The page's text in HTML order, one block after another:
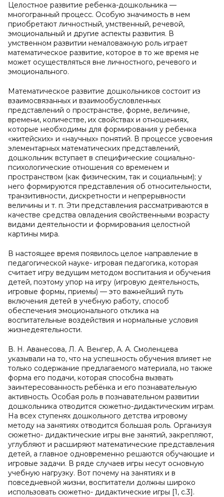
Целостное развитие ребенка-дошкольника —
многогранный процесс. Особую значимость в нем
приобретают личностный, умственный, речевой,
эмоциональный и другие аспекты развития. В
умственном развитии немаловажную роль играет
математическое развитие, которое в то же время не
может осуществляться вне личностного, речевого и
эмоционального.
Математическое развитие дошкольников состоит из
взаимосвязанных и взаимообусловленных
представлений о пространстве, форме, величине,
времени, количестве, их свойствах и отношениях,
которые необходимы для формирования у ребенка
«житейских» и «научных» понятий. В процессе усвоения
элементарных математических представлений,
дошкольник вступает в специфические социально-
психологические отношения со временем и
пространством (как физическим, так и социальным); у
него формируются представления об относительности,
транзитивности, дискретности и непрерывности
величины и т. п. Эти представления рассматриваются в
качестве средства овладения свойственными возрасту
видами деятельности и формирования целостной
картины мира.
В настоящее время появилось целое направление в
педагогической науке- игровая педагогика, которая
считает игру ведущим методом воспитания и обучения
детей, поэтому упор на игру (игровую деятельность,
игровые формы, приемы) — это важнейший путь
включения детей в учебную работу, способ
обеспечения эмоционального отклика на
воспитательные воздействия и нормальные условия
жизнедеятельности.
В. Н. Аванесова, Л. А. Венгер, А. А. Смоленцева
указывали на то, что на успешность обучения влияет не
только содержание предлагаемого материала, но также
форма его подачи, которая способна вызвать
заинтересованность ребёнка и его познавательную
активность. Особая роль в познавательном развитии
дошкольника отводится сюжетно-дидактическим играм.
На всех ступенях дошкольного детства игровому
методу на занятиях отводится большая роль. Организуя
сюжетно- дидактические игры вне занятий, закрепляют,
углубляют и расширяют математические представления
детей, а главное одновременно решаются обучающие и
игровые задачи. В ряде случаев игры несут основную
учебную нагрузку. Вот почему на занятиях и в
повседневной жизни, воспитатели должны широко
использовать сюжетно- дидактические игры [1, с.3].